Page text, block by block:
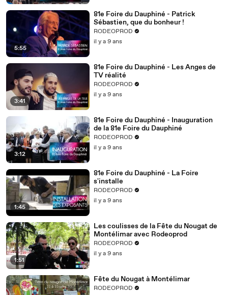
5:55
81e Foire du Dauphiné - Patrick
Sébastien, que du bonheur !
RODEOPROD
il y a 9 ans
3:41
81e Foire du Dauphiné - Les Anges de
TV réalité
RODEOPROD
il y a 9 ans
3:12
81e Foire du Dauphiné - Inauguration
de la 81e Foire du Dauphiné
RODEOPROD
il y a 9 ans
1:45
81e Foire du Dauphiné - La Foire
s'installe
RODEOPROD
il y a 9 ans
1:51
Les coulisses de la Fête du Nougat de
Montélimar avec Rodeoprod​
RODEOPROD
il y a 9 ans
Fête du Nougat à Montélimar
RODEOPROD